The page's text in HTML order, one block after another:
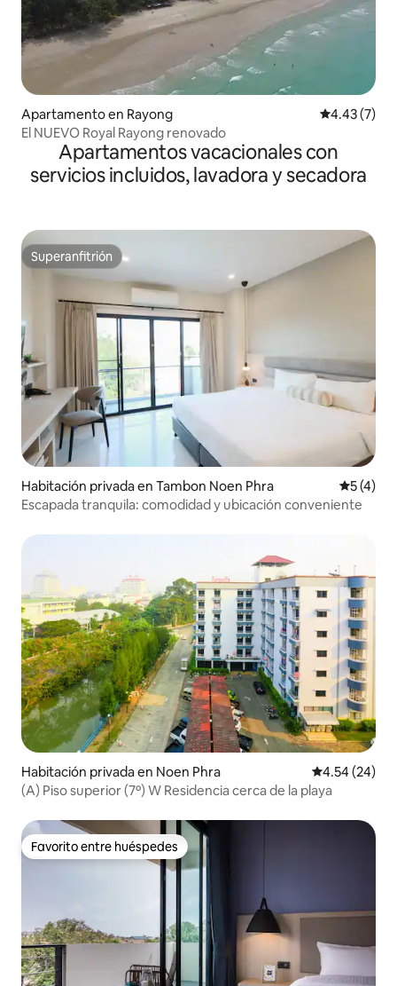
Apartamento en Rayong Calificación
4.43 (7)
El NUEVO Royal Rayong renovado
Apartamentos vacacionales con
servicios incluidos, lavadora y secadora
Superanfitrión
Superanfitrión
Habitación privada en Tambon Noen Phra
5 (4)
Escapada tranquila: comodidad y ubicación conveniente
Habitación privada en Noen Phra Calificación
4.54 (24)
(A) Piso superior (7º) W Residencia cerca de la playa
Favorito entre huéspedes
Favorito entre huéspedes